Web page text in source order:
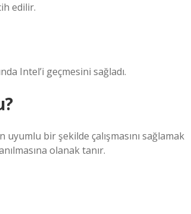
edilir.
Intel’i geçmesini sağladı.
bir şekilde çalışmasını sağlamak
olanak tanır.